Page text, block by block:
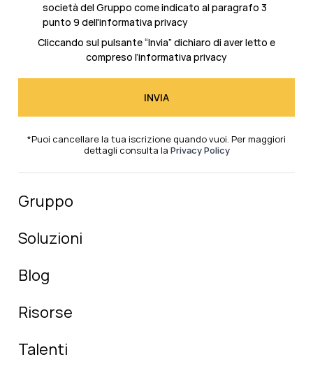
società del Gruppo come indicato al paragrafo 3
punto 9 dell'informativa privacy
Cliccando sul pulsante “Invia” dichiaro di aver letto e
compreso l’informativa privacy
*Puoi cancellare la tua iscrizione quando vuoi. Per maggiori
dettagli consulta la Privacy Policy
Gruppo
Soluzioni
Blog
Risorse
Talenti